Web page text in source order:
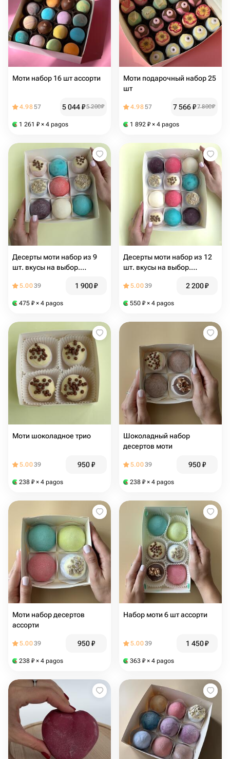
Моти набор 16 шт ассорти
4.9857 5 044₽5 200₽
1 261 ₽ × 4 pagos
Моти подарочный набор 25
шт
4.9857 7 566₽7 800₽
1 892 ₽ × 4 pagos
Десерты моти набор из 9
шт. вкусы на выбор.
5.0039 1 900₽
475 ₽ × 4 pagos
Десерты моти набор из 12
шт. вкусы на выбор.
5.0039 2 200₽
550 ₽ × 4 pagos
Моти шоколадное трио
5.0039 950₽
238 ₽ × 4 pagos
Шоколадный набор
десертов моти
5.0039 950₽
238 ₽ × 4 pagos
Моти набор десертов
ассорти
5.0039 950₽
238 ₽ × 4 pagos
Набор моти 6 шт ассорти
5.0039 1 450₽
363 ₽ × 4 pagos